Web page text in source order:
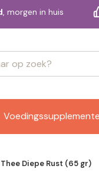
, morgen in huis
Diepe Rust (65 gr)